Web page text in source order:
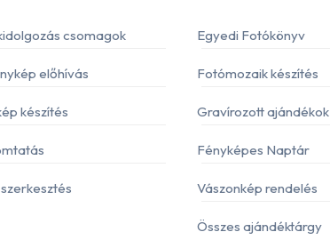
csomagok
előhívás
készítés
Egyedi Fotókönyv
Fotómozaik készítés
Gravírozott ajándékok
Fényképes Naptár
Vászonkép rendelés
Összes ajándéktárgy